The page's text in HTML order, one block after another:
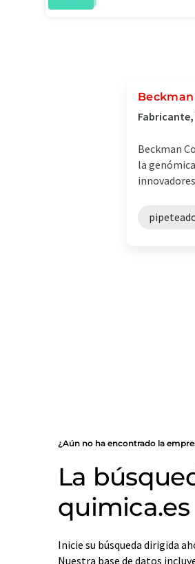
Beckman
la
¿Aún no ha encontrado la
La
quimica.es
Inicie su búsqueda dirigida
Nuestra base de datos